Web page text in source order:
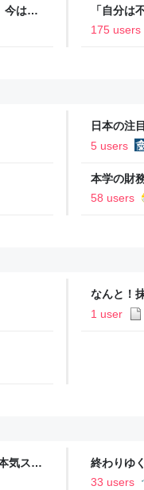
今は
「自分は
175 users
日本の注
誤情報に
5 users
本学の財
58 users
なんと！
1 user
気スキ
中央
終わりゆ
ること【
33 users